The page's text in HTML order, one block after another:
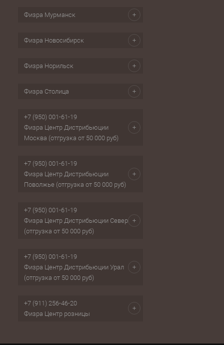
Физра Мурманск
Физра Новосибирск
Физра Норильск
Физра Столица
+7 (950) 001-61-19
Физра Центр Дистрибьюции
Москва (отгрузка от 50 000 руб)
+7 (950) 001-61-19
Физра Центр Дистрибьюции
Поволжье (отгрузка от 50 000 руб)
+7 (950) 001-61-19
Физра Центр Дистрибьюции Север
(отгрузка от 50 000 руб)
+7 (950) 001-61-19
Физра Центр Дистрибьюции Урал
(отгрузка от 50 000 руб)
+7 (911) 256-46-20
Физра Центр розницы